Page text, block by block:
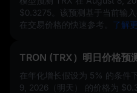
$0.3275 。该预测基于当前输
在交易价格的快速参考。 了解
TRON (TRX）明日价格预
在年化增长假设为 5% 的条件
9, 2026（明天） 的价格为